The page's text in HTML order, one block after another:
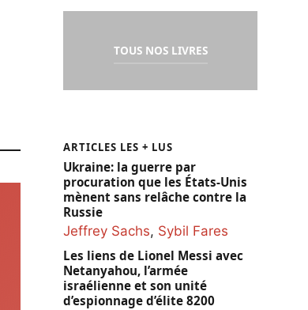
TOUS NOS LIVRES
ARTICLES LES + LUS
Ukraine: la guerre par
procuration que les États-Unis
mènent sans relâche contre la
Russie
Jeffrey Sachs, Sybil Fares
Les liens de Lionel Messi avec
Netanyahou, l’armée
israélienne et son unité
d’espionnage d’élite 8200